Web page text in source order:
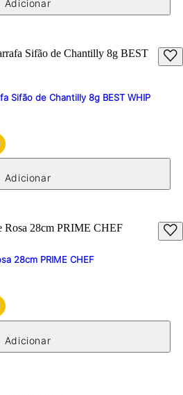
Sifão de Chantilly 8g BEST WHIP
28cm PRIME CHEF